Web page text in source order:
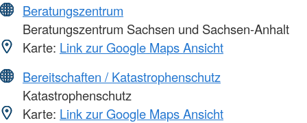
Beratungszentrum
Beratungszentrum Sachsen und Sachsen-Anhalt
Karte: Link zur Google Maps Ansicht
Bereitschaften / Katastrophenschutz
Katastrophenschutz
Karte: Link zur Google Maps Ansicht